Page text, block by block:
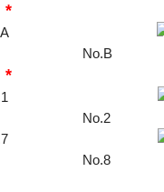
*
No.B
*
No.2
No.8